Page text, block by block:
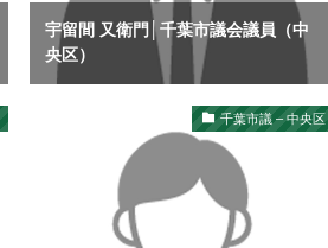
宇留間 又衛門│千葉市議会議員（中
央区）
千葉市議 – 中央区